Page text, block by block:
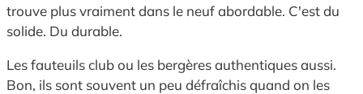
trouve plus vraiment dans le neuf abordable. C'est du
solide. Du durable.
Les fauteuils club ou les bergères authentiques aussi.
Bon, ils sont souvent un peu défraîchis quand on les